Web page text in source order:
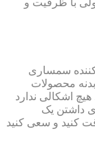
سمساری
محصولات
اشکالی ندارد
داشتن یک
کنید و سعی کنید